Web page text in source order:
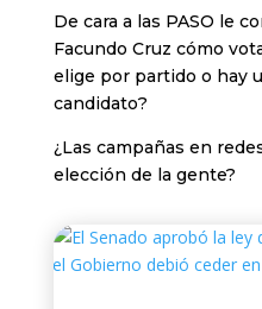
De cara a las PASO le
Facundo Cruz cómo
elige por partido o hay
candidato?
¿Las campañas en
elección de la gente?